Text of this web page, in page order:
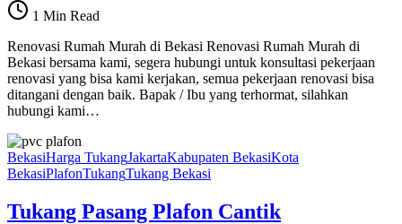
1 Min Read
Renovasi Rumah Murah di Bekasi Renovasi Rumah Murah di
Bekasi bersama kami, segera hubungi untuk konsultasi pekerjaan
renovasi yang bisa kami kerjakan, semua pekerjaan renovasi bisa
ditangani dengan baik. Bapak / Ibu yang terhormat, silahkan
hubungi kami…
BekasiHarga TukangJakartaKabupaten BekasiKota
BekasiPlafonTukangTukang Bekasi
Tukang Pasang Plafon Cantik